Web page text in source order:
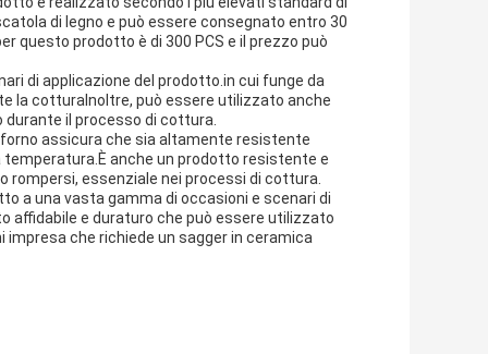
di legno e può essere consegnato entro 30
questo prodotto è di 300 PCS e il prezzo può
di applicazione del prodotto.in cui funge da
la cotturaInoltre, può essere utilizzato anche
durante il processo di cottura.
assicura che sia altamente resistente
anche un prodotto resistente e
rompersi, essenziale nei processi di cottura.
a una vasta gamma di occasioni e scenari di
affidabile e duraturo che può essere utilizzato
impresa che richiede un sagger in ceramica